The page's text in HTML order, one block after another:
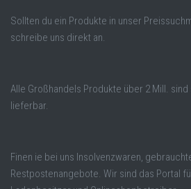
Sollten du ein Produkte in unser
schreibe uns direkt an.
Alle Großhandels Produkte über 2 Mill.
lieferbar.
Finen ie bei uns Insolvenzwaren,
Restpostenangebote. Wir sind das Portal